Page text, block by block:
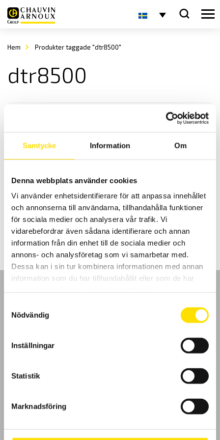
Samtycke Information Om
Denna webbplats använder cookies
Vi använder enhetsidentifierare för att anpassa innehållet
och annonserna till användarna, tillhandahålla funktioner
för sociala medier och analysera vår trafik. Vi
vidarebefordrar även sådana identifierare och annan
information från din enhet till de sociala medier och
annons- och analysföretag som vi samarbetar med.
Dessa kan i sin tur kombinera informationen med annan
information som du har tillhandahållit eller som de har
Nödvändig
Inställningar
Statistik
Marknadsföring
Hem Produkter taggade "dtr8500"
dtr8500
CA8511 Digital omsättningsmeter
Digital portabel omsättningsmätare för mätning av omsättningen
på alla effekt, spännings och strömtransformatorer.
49,750.00 kr LÄS MER